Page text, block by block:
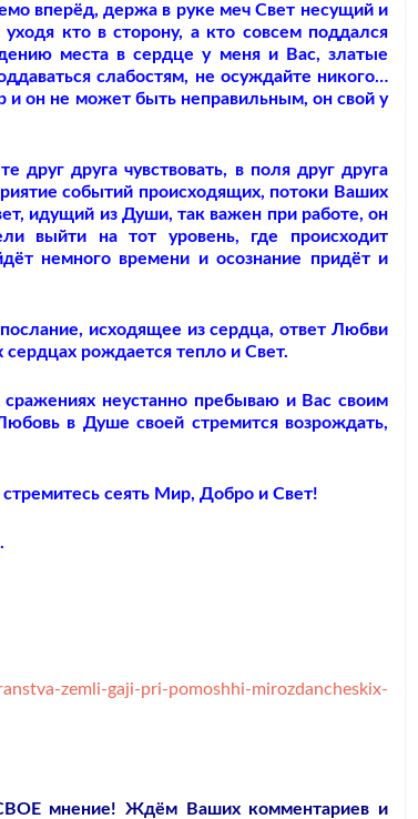
вперёд, держа в руке меч Свет несущий и
кто в сторону, а кто совсем поддался
места в сердце у меня и Вас, златые
слабостям, не осуждайте никого…
и он не может быть неправильным, он свой у
друг друга чувствовать, в поля друг друга
событий происходящих, потоки Ваших
идущий из Души, так важен при работе, он
выйти на тот уровень, где происходит
немного времени и осознание придёт и
исходящее из сердца, ответ Любви
рождается тепло и Свет.
неустанно пребываю и Вас своим
в Душе своей стремится возрождать,
сеять Мир, Добро и Свет!
zemli-gaji-pri-pomoshhi-mirozdancheskix-
мнение! Ждём Ваших комментариев и